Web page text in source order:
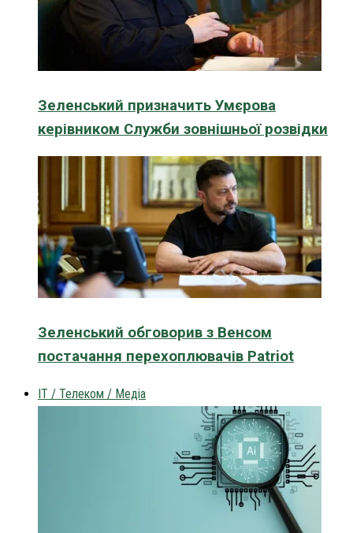
Зеленський призначить Умєрова
керівником Служби зовнішньої розвідки
Зеленський обговорив з Венсом
постачання перехоплювачів Patriot
IT / Телеком / Медіа